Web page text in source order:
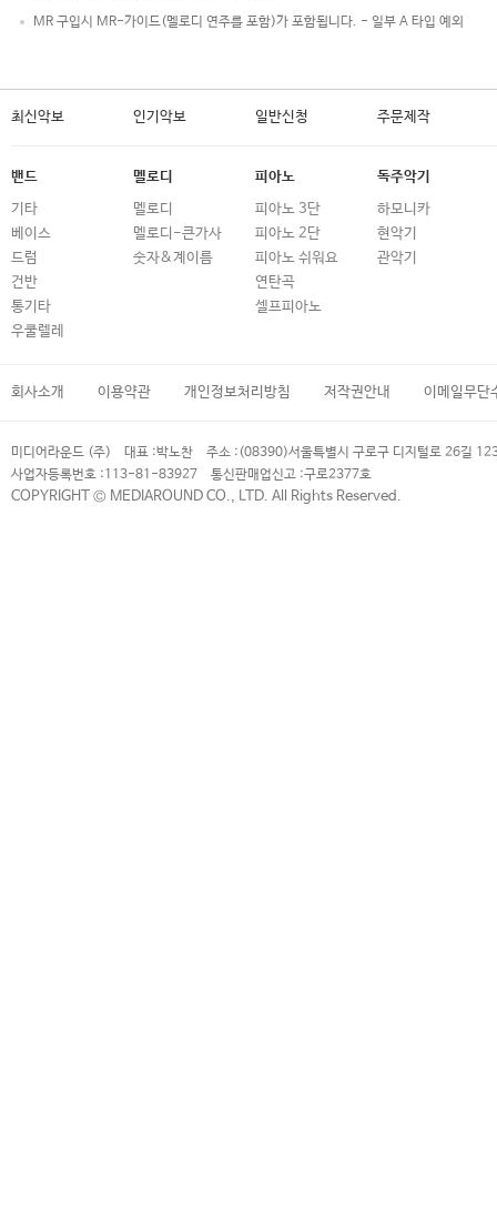
MR 구입시 MR-가이드(멜로디 연주를 포함)가 포함됩니다. - 일부 A 타입 예외
최신악보 인기악보 일반신청 주문제작
밴드
기타
베이스
드럼
건반
통기타
우쿨렐레
멜로디
멜로디
멜로디-큰가사
숫자&계이름
피아노
피아노 3단
피아노 2단
피아노 쉬워요
연탄곡
셀프피아노
독주악기
하모니카
현악기
관악기
회사소개 이용약관 개인정보처리방침 저작권안내 이메일무단
미디어라운드 (주) 대표 :박노찬 주소 : (08390)서울특별시 구로구 디지털로 26길
사업자등록번호 :113-81-83927 통신판매업신고 :구로2377호
COPYRIGHT © MEDIAROUND CO., LTD. All Rights Reserved.